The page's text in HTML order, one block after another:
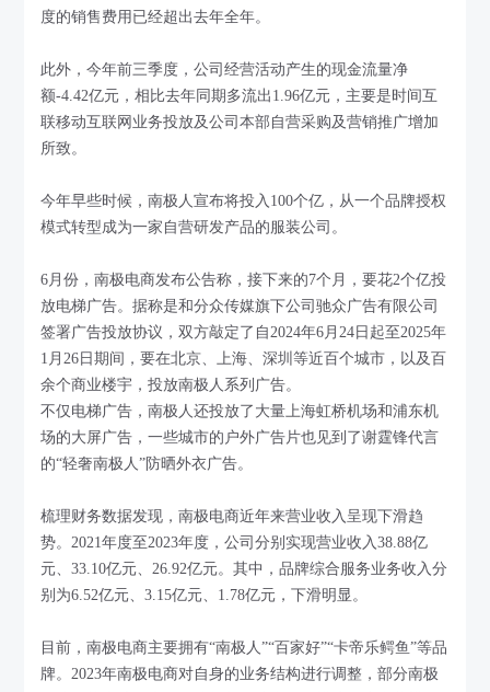
度的销售费用已经超出去年全年。
此外，今年前三季度，公司经营活动产生的现金流量净
额-4.42亿元，相比去年同期多流出1.96亿元，主要是时间互
联移动互联网业务投放及公司本部自营采购及营销推广增加
所致。
今年早些时候，南极人宣布将投入100个亿，从一个品牌授权
模式转型成为一家自营研发产品的服装公司。
6月份，南极电商发布公告称，接下来的7个月，要花2个亿投
放电梯广告。据称是和分众传媒旗下公司驰众广告有限公司
签署广告投放协议，双方敲定了自2024年6月24日起至2025年
1月26日期间，要在北京、上海、深圳等近百个城市，以及百
余个商业楼宇，投放南极人系列广告。
不仅电梯广告，南极人还投放了大量上海虹桥机场和浦东机
场的大屏广告，一些城市的户外广告片也见到了谢霆锋代言
的“轻奢南极人”防晒外衣广告。
梳理财务数据发现，南极电商近年来营业收入呈现下滑趋
势。2021年度至2023年度，公司分别实现营业收入38.88亿
元、33.10亿元、26.92亿元。其中，品牌综合服务业务收入分
别为6.52亿元、3.15亿元、1.78亿元，下滑明显。
目前，南极电商主要拥有“南极人”“百家好”“卡帝乐鳄鱼”等品
牌。2023年南极电商对自身的业务结构进行调整，部分南极